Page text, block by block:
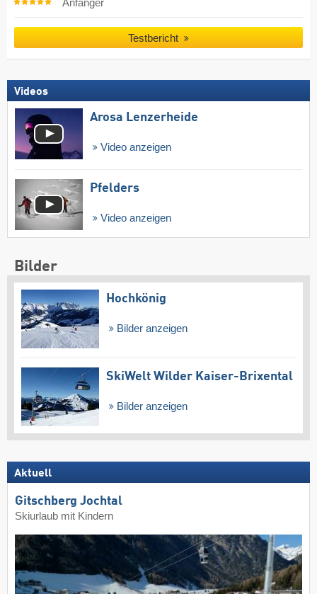
Anfänger
Testbericht
Videos
Arosa Lenzerheide
Video anzeigen
Pfelders
Video anzeigen
Bilder
Hochkönig
Bilder anzeigen
SkiWelt Wilder Kaiser-Brixental
Bilder anzeigen
Aktuell
Gitschberg Jochtal
Skiurlaub mit Kindern